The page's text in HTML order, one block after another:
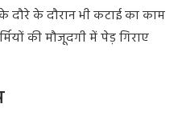
दौरे के दौरान भी कटाई का काम
की मौजूदगी में पेड़ गिराए